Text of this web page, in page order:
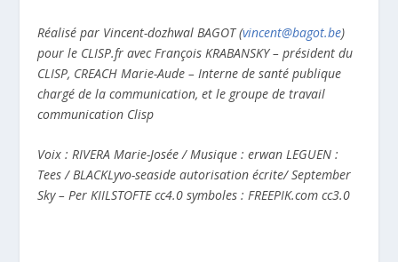
Réalisé par Vincent-dozhwal BAGOT (vincent@bagot.be)
pour le CLISP.fr avec François KRABANSKY – président du
CLISP, CREACH Marie-Aude – Interne de santé publique
chargé de la communication, et le groupe de travail
communication Clisp
Voix : RIVERA Marie-Josée / Musique : erwan LEGUEN :
Tees / BLACKLyvo-seaside autorisation écrite/ September
Sky – Per KIILSTOFTE cc4.0 symboles : FREEPIK.com cc3.0